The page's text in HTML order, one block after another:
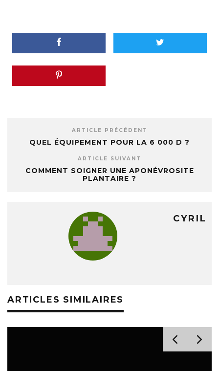
ARTICLE PRÉCÉDENT
QUEL ÉQUIPEMENT POUR LA 6 000 D ?
ARTICLE SUIVANT
COMMENT SOIGNER UNE APONÉVROSITE
PLANTAIRE ?
CYRIL
ARTICLES SIMILAIRES